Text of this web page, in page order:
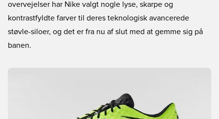
overvejelser har Nike valgt nogle lyse, skarpe og
kontrastfyldte farver til deres teknologisk avancerede
støvle-siloer, og det er fra nu af slut med at gemme sig på
banen.